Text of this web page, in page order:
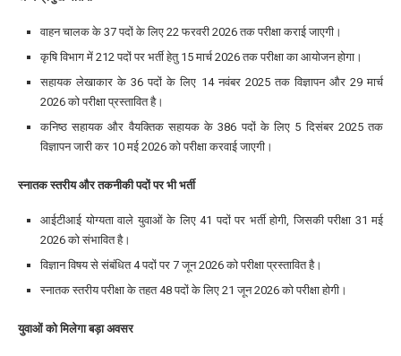
वाहन चालकके 37 पदोंके लिए 22 फरवरी 2026तक परीक्षा कराई जाएगी।
कृषि विभागमें 212 पदोंपर भर्ती हेतु 15 मार्च 2026तक परीक्षा का आयोजन होगा।
सहायक लेखाकार के36 पदों के लिए 14 नवंबर 2025तक विज्ञापन और 29 मार्च
2026को परीक्षा प्रस्तावित है।
कनिष्ठ सहायक औरवैयक्तिक सहायकके386 पदोंके लिए 5 दिसंबर 2025तक
विज्ञापन जारी कर 10 मई 2026को परीक्षा करवाई जाएगी।
स्नातक स्तरीय और तकनीकी पदों पर भी भर्ती
आईटीआई योग्यता वाले युवाओंके लिए 41 पदोंपर भर्ती होगी, जिसकी परीक्षा 31 मई
2026को संभावित है।
विज्ञान विषय से संबंधित 4 पदोंपर 7 जून 2026को परीक्षा प्रस्तावित है।
स्नातक स्तरीय परीक्षाके तहत48 पदोंके लिए 21 जून 2026को परीक्षा होगी।
युवाओं को मिलेगा बड़ा अवसर